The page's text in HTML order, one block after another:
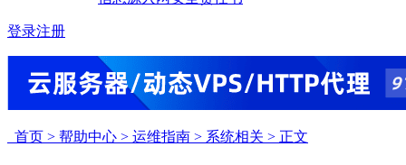
登录注册
首页 > 帮助中心 > 运维指南 > 系统相关 > 正文